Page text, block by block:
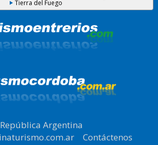
Tierra del Fuego
República Argentina
| Contáctenos